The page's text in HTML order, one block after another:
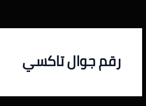
المحتوى
رقم جوال تاكسي